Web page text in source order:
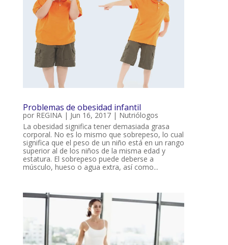
Problemas de obesidad infantil
por REGINA| Jun 16, 2017| Nutriólogos
La obesidad significa tener demasiada grasa
corporal. No es lo mismo que sobrepeso, lo cual
significa que el peso de un niño está en un rango
superior al de los niños de la misma edad y
estatura. El sobrepeso puede deberse a
músculo, hueso o agua extra, así como...